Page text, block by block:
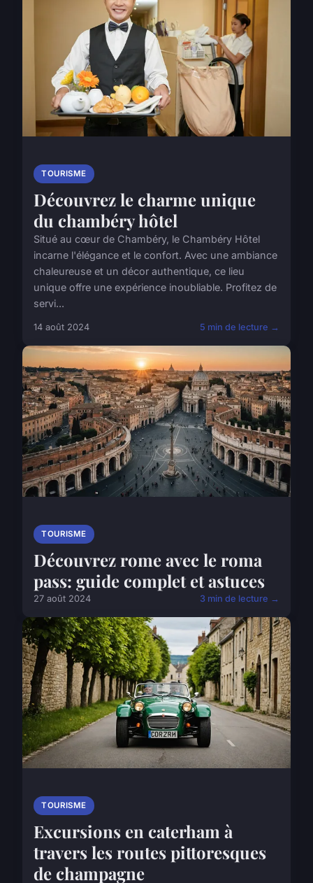
TOURISME
Découvrez le charme unique
du chambéry hôtel
Situé au cœur de Chambéry, le Chambéry Hôtel
incarne l'élégance et le confort. Avec une ambiance
chaleureuse et un décor authentique, ce lieu
unique offre une expérience inoubliable. Profitez de
servi...
14 août 2024 5 min de lecture →
TOURISME
Découvrez rome avec le roma
pass: guide complet et astuces
27 août 2024 3 min de lecture →
TOURISME
Excursions en caterham à
travers les routes pittoresques
de champagne